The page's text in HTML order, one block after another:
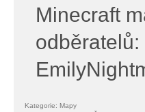
Minecraft
odběratelů:
Kategorie: Mapy